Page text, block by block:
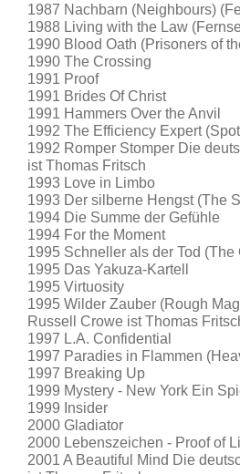
1987 Nachbarn (Neighbours)
1988 Living with the Law
1990 Blood Oath (Prisoners of
1990 The Crossing
1991 Proof
1991 Brides Of Christ
1991 Hammers Over the Anvil
1992 The Efficiency Expert
1992 Romper Stomper Die
ist Thomas Fritsch
1993 Love in Limbo
1993 Der silberne Hengst (The
1994 Die Summe der Gefühle
1994 For the Moment
1995 Schneller als der Tod
1995 Das Yakuza-Kartell
1995 Virtuosity
1995 Wilder Zauber (Rough
Russell Crowe ist Thomas
1997 L.A. Confidential
1997 Paradies in Flammen
1997 Breaking Up
1999 Mystery - New York Ein
1999 Insider
2000 Gladiator
2000 Lebenszeichen - Proof of
2001 A Beautiful Mind Die